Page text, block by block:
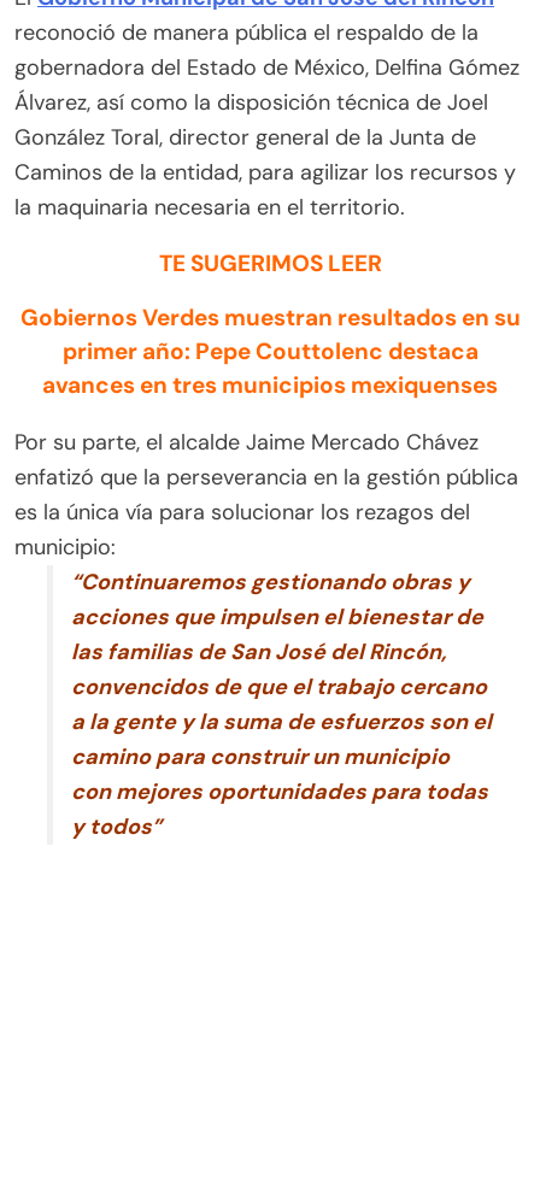
reconoció de manera pública el respaldo de la
gobernadora del Estado de México, Delfina Gómez
Álvarez, así como la disposición técnica de Joel
González Toral, director general de la Junta de
Caminos de la entidad, para agilizar los recursos y
la maquinaria necesaria en el territorio.
TE SUGERIMOS LEER
Gobiernos Verdes muestran resultados en su
primer año: Pepe Couttolenc destaca
avances en tres municipios mexiquenses
Por su parte, el alcalde Jaime Mercado Chávez
enfatizó que la perseverancia en la gestión pública
es la única vía para solucionar los rezagos del
municipio:
“Continuaremos gestionando obras y
acciones que impulsen el bienestar de
las familias de San José del Rincón,
convencidos de que el trabajo cercano
a la gente y la suma de esfuerzos son el
camino para construir un municipio
con mejores oportunidades para todas
y todos”